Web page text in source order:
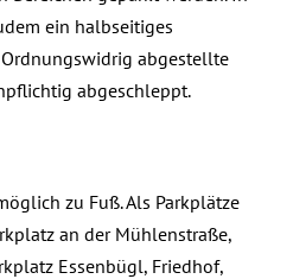
ein halbseitiges
abgestellte
abgeschleppt.
zu Fuß. Als Parkplätze
an der Mühlenstraße,
Essenbügl, Friedhof,